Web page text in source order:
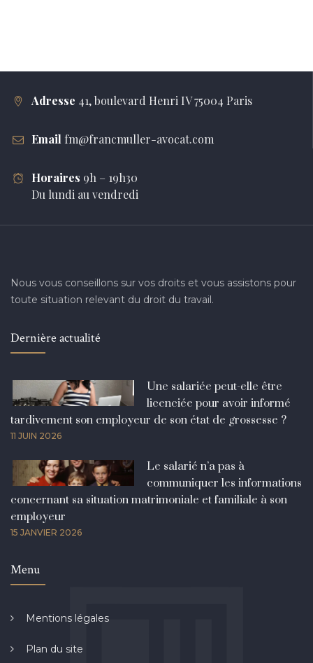
Adresse 41, boulevard Henri IV 75004 Paris
Email fm@francmuller-avocat.com
Horaires 9h – 19h30
Du lundi au vendredi
Nous vous conseillons sur vos droits et vous assistons pour
toute situation relevant du droit du travail.
Dernière actualité
Une salariée peut-elle être
licenciée pour avoir informé
tardivement son employeur de son état de grossesse ?
11 JUIN 2026
Le salarié n’a pas à
communiquer les informations
concernant sa situation matrimoniale et familiale à son
employeur
15 JANVIER 2026
Menu
Mentions légales
Plan du site